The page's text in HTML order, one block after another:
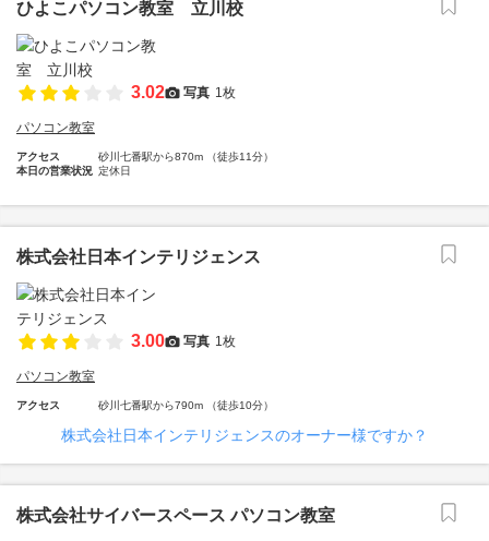
ひよこパソコン教室 立川校
3.02 写真 1枚
パソコン教室
アクセス
砂川七番駅から870m （徒歩11分）
本日の営業状況 定休日
株式会社日本インテリジェンス
3.00 写真 1枚
パソコン教室
アクセス 砂川七番駅から790m （徒歩10分）
株式会社日本インテリジェンスのオーナー様ですか？
株式会社サイバースペース パソコン教室